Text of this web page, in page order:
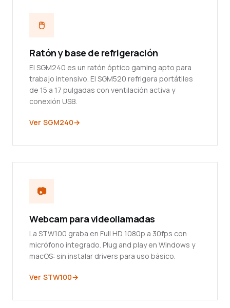
🖱
Ratón y base de refrigeración
El SGM240 es un ratón óptico gaming apto para
trabajo intensivo. El SGM520 refrigera portátiles
de 15 a 17 pulgadas con ventilación activa y
conexión USB.
Ver SGM240
📷
Webcam para videollamadas
La STW100 graba en Full HD 1080p a 30fps con
micrófono integrado. Plug and play en Windows y
macOS: sin instalar drivers para uso básico.
Ver STW100